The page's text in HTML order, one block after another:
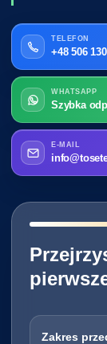
TELEFON
+48 506
WHATSAPP
Szybka
E-MAIL
Zakres